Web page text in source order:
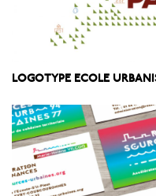
LOGOTYPE ECOLE